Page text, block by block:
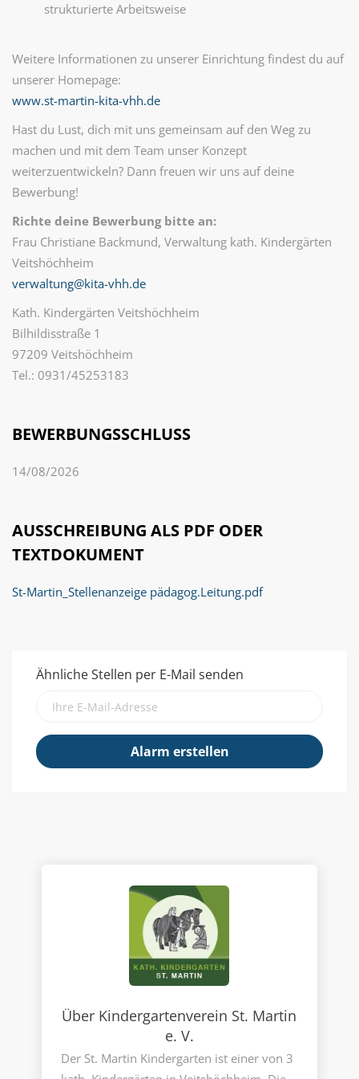
strukturierte Arbeitsweise
Weitere Informationen zu unserer Einrichtung findest du auf
unserer Homepage:
www.st-martin-kita-vhh.de
Hast du Lust, dich mit uns gemeinsam auf den Weg zu
machen und mit dem Team unser Konzept
weiterzuentwickeln? Dann freuen wir uns auf deine
Bewerbung!
Richte deine Bewerbung bitte an:
Frau Christiane Backmund, Verwaltung kath. Kindergärten
Veitshöchheim
verwaltung@kita-vhh.de
Kath. Kindergärten Veitshöchheim
Bilhildisstraße 1
97209 Veitshöchheim
Tel.: 0931/45253183
BEWERBUNGSSCHLUSS
14/08/2026
AUSSCHREIBUNG ALS PDF ODER
TEXTDOKUMENT
St-Martin_Stellenanzeige pädagog.Leitung.pdf
Ähnliche Stellen per E-Mail senden
Über Kindergartenverein St. Martin
e. V.
Der St. Martin Kindergarten ist einer von 3